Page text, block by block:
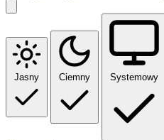
Jasny Ciemny Systemowy